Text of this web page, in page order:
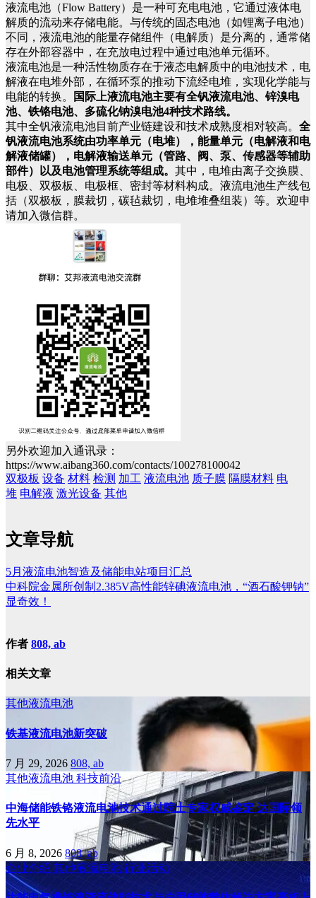
液流电池（Flow Battery）是一种可充电电池，它通过液体电
解质的流动来存储电能。与传统的固态电池（如锂离子电池）
不同，液流电池的能量存储组件（电解质）是分离的，通常储
存在外部容器中，在充放电过程中通过电池单元循环。
液流电池是一种活性物质存在于液态电解质中的电池技术，电
解液在电堆外部，在循环泵的推动下流经电堆，实现化学能与
电能的转换。
国际上液流电池主要有全钒液流电池、锌溴电
池、铁铬电池、多硫化钠溴电池4种技术路线。
其中全钒液流电池目前产业链建设和技术成熟度相对较高。 全
钒液流电池系统由功率单元（电堆），能量单元（电解液和电
解液储罐），电解液输送单元（管路、阀、泵、传感器等辅助
部件）以及电池管理系统等组成。 其中，电堆由离子交换膜、
电极、双极板、电极框、密封等材料构成。液流电池生产线包
括（双极板，膜裁切，碳毡裁切，电堆堆叠组装）等。欢迎申
请加入微信群。
另外欢迎加入通讯录：
https://www.aibang360.com/contacts/100278100042
双极板 设备 材料 检测 加工 液流电池 质子膜 隔膜材料 电
堆 电解液 激光设备 其他
文章导航
5月液流电池智造及储能电站项目汇总
中科院金属所创制2.385V高性能锌碘液流电池，“酒石酸钾钠”
显奇效！
作者 808, ab
相关文章
其他液流电池
铁基液流电池新突破
7 月 29, 2026 808, ab
其他液流电池 科技前沿
中海储能铁铬液流电池技术通过院士专家权威鉴定 达国际领
先水平
6 月 8, 2026 808, ab
企业介绍 其他液流电池 行业活动